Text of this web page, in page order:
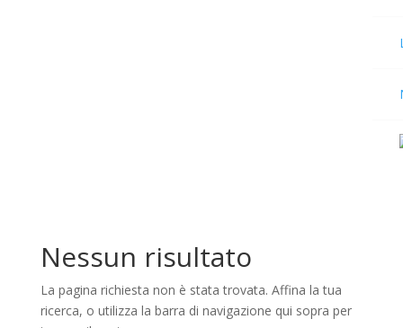
Nessun risultato
La pagina richiesta non è stata trovata. Affina la tua
ricerca, o utilizza la barra di navigazione qui sopra per